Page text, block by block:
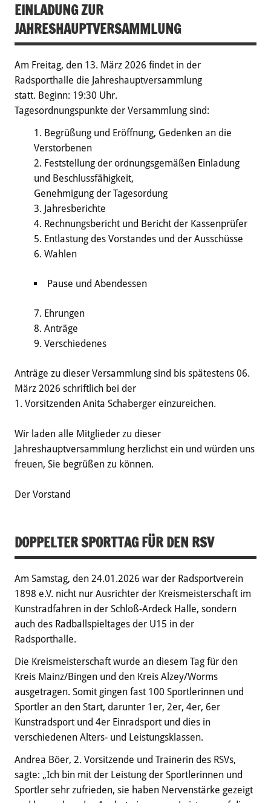
EINLADUNG ZUR
JAHRESHAUPTVERSAMMLUNG
Am Freitag, den 13. März 2026 findet in der
Radsporthalle die Jahreshauptversammlung
statt. Beginn: 19:30 Uhr.
Tagesordnungspunkte der Versammlung sind:
Begrüßung und Eröffnung, Gedenken an die
Verstorbenen
Feststellung der ordnungsgemäßen Einladung
und Beschlussfähigkeit,
Genehmigung der Tagesordung
Jahresberichte
Rechnungsbericht und Bericht der Kassenprüfer
Entlastung des Vorstandes und der Ausschüsse
Wahlen
Pause und Abendessen
Ehrungen
Anträge
Verschiedenes
Anträge zu dieser Versammlung sind bis spätestens 06.
März 2026 schriftlich bei der
1. Vorsitzenden Anita Schaberger einzureichen.
Wir laden alle Mitglieder zu dieser
Jahreshauptversammlung herzlichst ein und würden uns
freuen, Sie begrüßen zu können.
Der Vorstand
DOPPELTER SPORTTAG FÜR DEN RSV
Am Samstag, den 24.01.2026 war der Radsportverein
1898 e.V. nicht nur Ausrichter der Kreismeisterschaft im
Kunstradfahren in der Schloß-Ardeck Halle, sondern
auch des Radballspieltages der U15 in der
Radsporthalle.
Die Kreismeisterschaft wurde an diesem Tag für den
Kreis Mainz/Bingen und den Kreis Alzey/Worms
ausgetragen. Somit gingen fast 100 Sportlerinnen und
Sportler an den Start, darunter 1er, 2er, 4er, 6er
Kunstradsport und 4er Einradsport und dies in
verschiedenen Alters- und Leistungsklassen.
Andrea Böer, 2. Vorsitzende und Trainerin des RSVs,
sagte: „Ich bin mit der Leistung der Sportlerinnen und
Sportler sehr zufrieden, sie haben Nervenstärke gezeigt